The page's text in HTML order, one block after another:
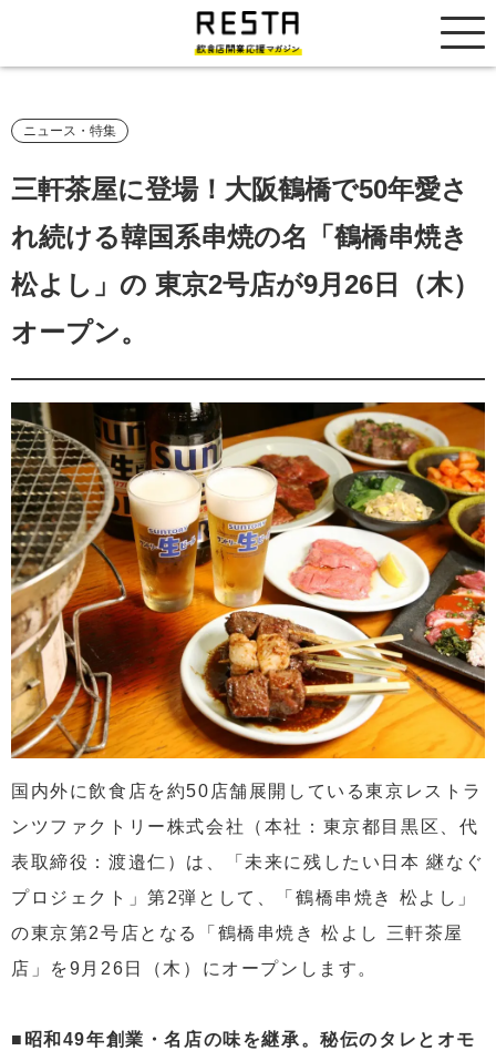
居抜き売却市場
ニュース・特集
三軒茶屋に登場！大阪鶴橋で50年愛さ
れ続ける韓国系串焼の名「鶴橋串焼き
松よし」の 東京2号店が9月26日（木）
オープン。
国内外に飲食店を約50店舗展開している東京レストラ
ンツファクトリー株式会社（本社：東京都目黒区、代
表取締役：渡邉仁）は、「未来に残したい日本 継なぐ
プロジェクト」第2弾として、「鶴橋串焼き 松よし」
の東京第2号店となる「鶴橋串焼き 松よし 三軒茶屋
店」を9月26日（木）にオープンします。
■昭和49年創業・名店の味を継承。秘伝のタレとオモ